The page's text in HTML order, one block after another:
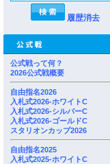
履歴消去
公式戦って何？
2026公式戦概要
自由指名2026
入札式2026-ホワイトC
入札式2026-シルバーC
入札式2026-ゴールドC
スタリオンカップ2026
自由指名2025
入札式2025-ホワイトC